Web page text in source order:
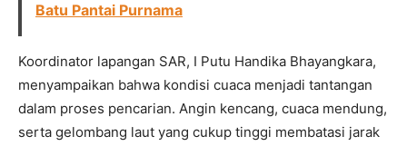
Batu Pantai Purnama
Koordinator lapangan SAR, I Putu Handika Bhayangkara,
menyampaikan bahwa kondisi cuaca menjadi tantangan
dalam proses pencarian. Angin kencang, cuaca mendung,
serta gelombang laut yang cukup tinggi membatasi jarak